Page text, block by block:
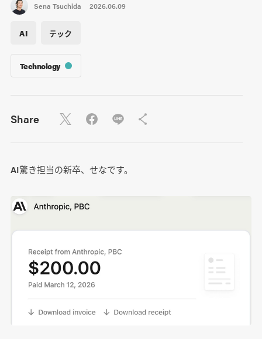
Sena Tsuchida 2026.06.09
AI テック
Technology
Share
AI驚き担当の新卒、せなです。